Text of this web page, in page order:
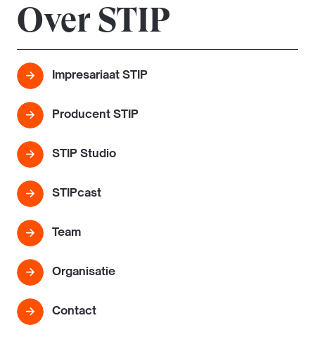
Over STIP
Impresariaat STIP
Producent STIP
STIP Studio
STIPcast
Team
Organisatie
Contact